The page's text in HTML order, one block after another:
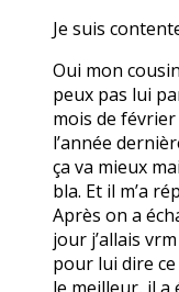
Je suis
Oui mon
peux pas lui
mois de février
l’année
ça va mieux
bla. Et il m’a
Après on a
jour j’allais
pour lui dire ce